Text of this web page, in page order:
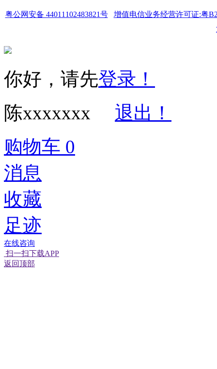
粤公网安备 44011102483821号
增值电信业务经营许可证:粤
你好，请先登录！
陈xxxxxxx
退出！
购物车 0
消息
收藏
足迹
在线咨询
扫一扫下载APP
返回顶部